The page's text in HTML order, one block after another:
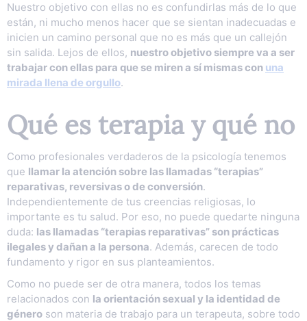
Nuestro objetivo con ellas no es confundirlas más de lo que
están, ni mucho menos hacer que se sientan inadecuadas e
inicien un camino personal que no es más que un callejón
sin salida. Lejos de ellos, nuestro objetivo siempre va a ser
trabajar con ellas para que se miren a sí mismas con una
mirada llena de orgullo.
Qué es terapia y qué no
Como profesionales verdaderos de la psicología tenemos
que llamar la atención sobre las llamadas “terapias”
reparativas, reversivas o de conversión.
Independientemente de tus creencias religiosas, lo
importante es tu salud. Por eso, no puede quedarte ninguna
duda: las llamadas “terapias reparativas” son prácticas
ilegales y dañan a la persona. Además, carecen de todo
fundamento y rigor en sus planteamientos.
Como no puede ser de otra manera, todos los temas
relacionados con la orientación sexual y la identidad de
género son materia de trabajo para un terapeuta, sobre todo